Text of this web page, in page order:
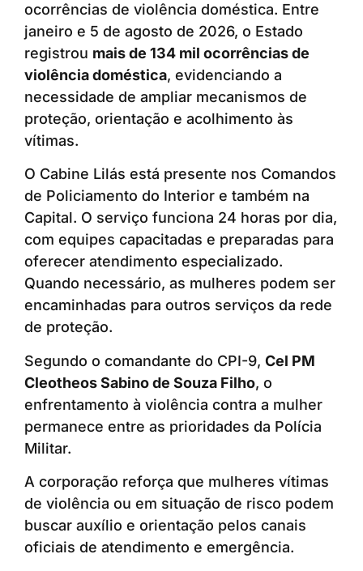
ocorrências de violência doméstica. Entre
janeiro e 5 de agosto de 2026, o Estado
registrou mais de 134 mil ocorrências de
violência doméstica, evidenciando a
necessidade de ampliar mecanismos de
proteção, orientação e acolhimento às
vítimas.
O Cabine Lilás está presente nos Comandos
de Policiamento do Interior e também na
Capital. O serviço funciona 24 horas por dia,
com equipes capacitadas e preparadas para
oferecer atendimento especializado.
Quando necessário, as mulheres podem ser
encaminhadas para outros serviços da rede
de proteção.
Segundo o comandante do CPI-9, Cel PM
Cleotheos Sabino de Souza Filho, o
enfrentamento à violência contra a mulher
permanece entre as prioridades da Polícia
Militar.
A corporação reforça que mulheres vítimas
de violência ou em situação de risco podem
buscar auxílio e orientação pelos canais
oficiais de atendimento e emergência.